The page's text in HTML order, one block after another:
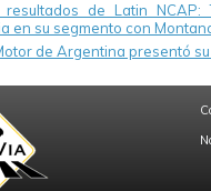
resultados de Latin
en su segmento con
de Argentina presentó